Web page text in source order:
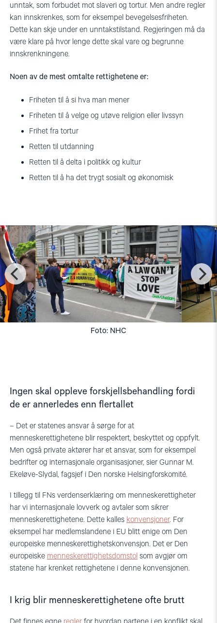
unntak, som forbudet mot slaveri og tortur. Men andre regler
kan innskrenkes, som for eksempel bevegelsesfriheten.
Dette kan skje under en unntakstilstand. Regjeringen må da
være klare på hvor lenge dette skal vare og begrunne
innskrenkningene.
Noen av de mest omtalte rettighetene er:
Friheten til å si hva man mener
Friheten til å velge og utøve religion eller livssyn
Frihet fra tortur
Retten til utdanning
Retten til å delta i politikk og kultur
Retten til å ha det trygt sosialt og økonomisk
Foto: NHC
Ingen skal oppleve forskjellsbehandling fordi
de er annerledes enn flertallet
– Det er statenes ansvar å sørge for at
menneskerettighetene blir respektert, beskyttet og oppfylt.
Men også private aktører har et ansvar, som for eksempel
bedrifter og internasjonale organisasjoner, sier Gunnar M.
Ekeløve-Slydal, fagsjef i Den norske Helsingforskomité.
I tillegg til FNs verdenserklæring om menneskerettigheter
har vi internasjonale lovverk og avtaler som sikrer
menneskerettighetene. Dette kalles konvensjoner. For
eksempel har medlemslandene i EU blitt enige om Den
europeiske menneskerettighetskonvensjon. Det er Den
europeiske menneskerettighetsdomstol som avgjør om
statene har krenket rettighetene i denne konvensjonen.
I krig blir menneskerettighetene ofte brutt